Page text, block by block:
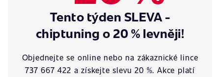
Tento týden SLEVA -
chiptuning o 20 % levněji!
Objednejte se online nebo na zákaznické lince
737 667 422 a získejte slevu 20 %. Akce platí